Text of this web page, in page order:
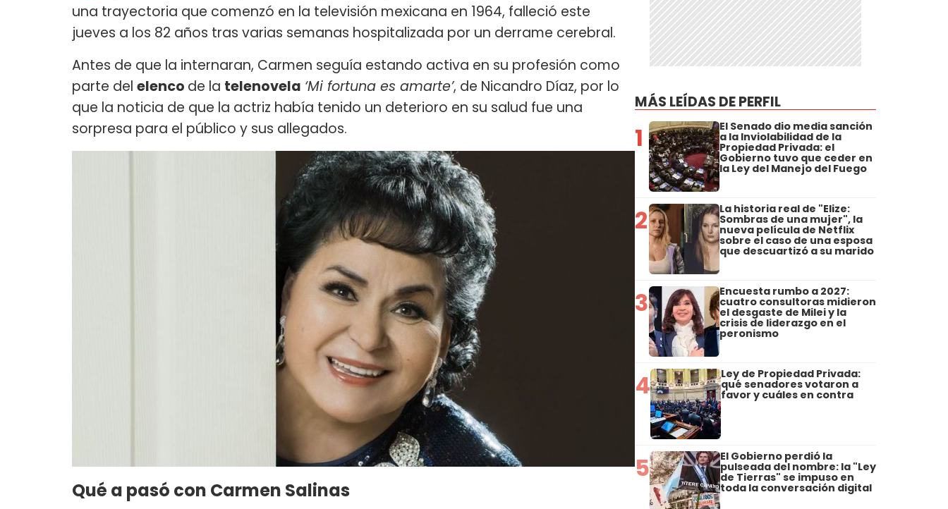
una trayectoria que comenzó en la televisión mexicana en 1964, falleció este
jueves a los 82 años tras varias semanas hospitalizada por un derrame cerebral.
Antes de que la internaran, Carmen seguía estando activa en su profesión como
parte del elenco de la telenovela ‘Mi fortuna es amarte’, de Nicandro Díaz, por lo
que la noticia de que la actriz había tenido un deterioro en su salud fue una
sorpresa para el público y sus allegados.
Qué a pasó con Carmen Salinas
MÁS LEÍDAS DE PERFIL
1 El Senado dio media sanción
a la Inviolabilidad de la
Propiedad Privada: el
Gobierno tuvo que ceder en
la Ley del Manejo del Fuego
2 La historia real de "Elize:
Sombras de una mujer", la
nueva película de Netflix
sobre el caso de una esposa
que descuartizó a su marido
3 Encuesta rumbo a 2027:
cuatro consultoras midieron
el desgaste de Milei y la
crisis de liderazgo en el
peronismo
4 Ley de Propiedad Privada:
qué senadores votaron a
favor y cuáles en contra
5 El Gobierno perdió la
pulseada del nombre: la "Ley
de Tierras" se impuso en
toda la conversación digital